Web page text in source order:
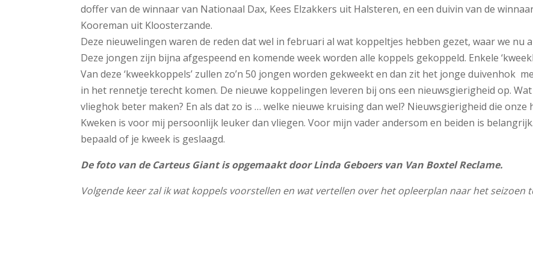
doffer van de winnaar van Nationaal Dax, Kees Elzakkers uit Halsteren, en een duivin van de
Kooreman uit Kloosterzande.
Deze nieuwelingen waren de reden dat wel in februari al wat koppeltjes hebben gezet, waar we nu
Deze jongen zijn bijna afgespeend en komende week worden alle koppels gekoppeld. Enkele
Van deze ‘kweekkoppels’ zullen zo’n 50 jongen worden gekweekt en dan zit het jonge duivenhok
in het rennetje terecht komen. De nieuwe koppelingen leveren bij ons een nieuwsgierigheid op.
vlieghok beter maken? En als dat zo is … welke nieuwe kruising dan wel? Nieuwsgierigheid die
Kweken is voor mij persoonlijk leuker dan vliegen. Voor mijn vader andersom en beiden is
bepaald of je kweek is geslaagd.
De foto van de Carteus Giant is opgemaakt door Linda Geboers van Van Boxtel Reclame.
Volgende keer zal ik wat koppels voorstellen en wat vertellen over het opleerplan naar het seizoen